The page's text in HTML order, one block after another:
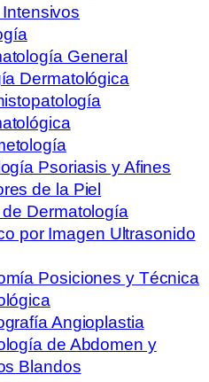
General
Dermatológica
Psoriasis y Afines
de la Piel
Dermatología
por Imagen Ultrasonido
Posiciones y Técnica
Angioplastia
de Abdomen y
Blandos